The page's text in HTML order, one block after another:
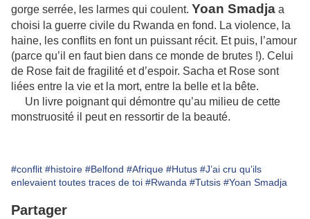
gorge serrée, les larmes qui coulent. Yoan Smadja a
choisi la guerre civile du Rwanda en fond. La violence, la
haine, les conflits en font un puissant récit. Et puis, l’amour
(parce qu’il en faut bien dans ce monde de brutes !). Celui
de Rose fait de fragilité et d’espoir. Sacha et Rose sont
liées entre la vie et la mort, entre la belle et la bête.
Un livre poignant qui démontre qu’au milieu de cette
monstruosité il peut en ressortir de la beauté.
#conflit #histoire #Belfond #Afrique #Hutus #J’ai cru qu’ils
enlevaient toutes traces de toi #Rwanda #Tutsis #Yoan Smadja
Partager